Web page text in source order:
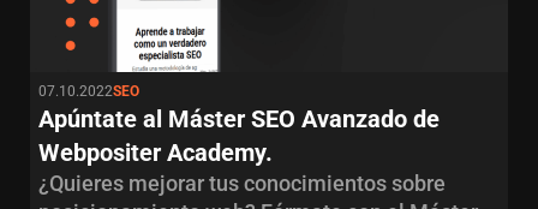
07.10.2022SEO
Apúntate al Máster SEO Avanzado de
Webpositer Academy.
¿Quieres mejorar tus conocimientos sobre